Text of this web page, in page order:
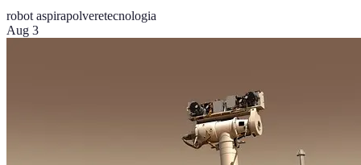
robot aspirapolveretecnologia
Aug 3